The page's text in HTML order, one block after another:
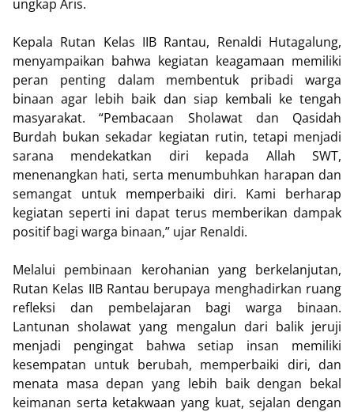
ungkap Aris.
Kepala Rutan Kelas IIB Rantau, Renaldi Hutagalung,
menyampaikan bahwa kegiatan keagamaan memiliki
peran penting dalam membentuk pribadi warga
binaan agar lebih baik dan siap kembali ke tengah
masyarakat. “Pembacaan Sholawat dan Qasidah
Burdah bukan sekadar kegiatan rutin, tetapi menjadi
sarana mendekatkan diri kepada Allah SWT,
menenangkan hati, serta menumbuhkan harapan dan
semangat untuk memperbaiki diri. Kami berharap
kegiatan seperti ini dapat terus memberikan dampak
positif bagi warga binaan,” ujar Renaldi.
Melalui pembinaan kerohanian yang berkelanjutan,
Rutan Kelas IIB Rantau berupaya menghadirkan ruang
refleksi dan pembelajaran bagi warga binaan.
Lantunan sholawat yang mengalun dari balik jeruji
menjadi pengingat bahwa setiap insan memiliki
kesempatan untuk berubah, memperbaiki diri, dan
menata masa depan yang lebih baik dengan bekal
keimanan serta ketakwaan yang kuat, sejalan dengan